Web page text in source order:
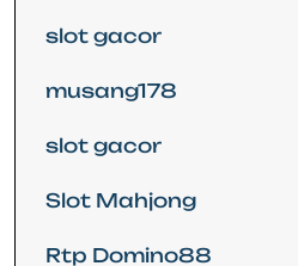
slot gacor
musang178
slot gacor
Slot Mahjong
Rtp Domino88